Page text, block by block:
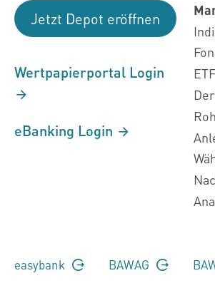
Jetzt Depot eröffnen
Wertpapierportal Login
eBanking Login
ETF
easybank BAWAG